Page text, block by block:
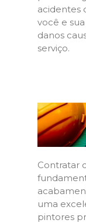
acidentes
você e
danos
serviço.
Contratar
uma
pintores